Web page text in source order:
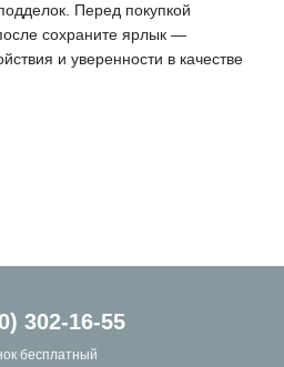
Перед покупкой
сохраните ярлык —
и уверенности в качестве
302-16-55
бесплатный